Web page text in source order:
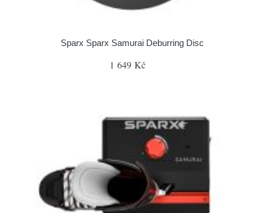
Sparx Sparx Samurai Deburring Disc
1 649 Kč